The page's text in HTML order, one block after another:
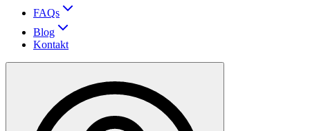
FAQs
Blog
Kontakt